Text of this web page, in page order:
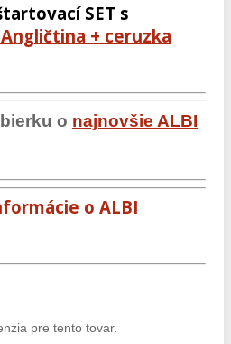
SET s
+ ceruzka
o najnovšie ALBI
o ALBI
pre tento tovar.